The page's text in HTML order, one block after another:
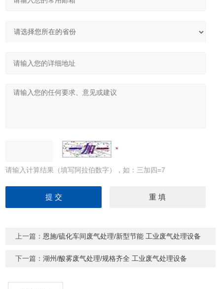
请输入计算结果（填写阿拉伯数字），如：三加四=7
上一篇： 恩施/硫化车间废气处理/新型节能 工业废气处理设备
下一篇：湖州/酸雾废气处理/规格齐全 工业废气处理设备